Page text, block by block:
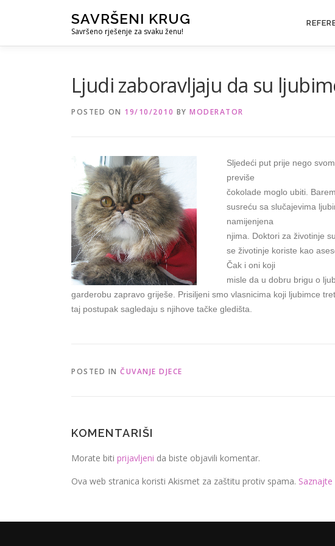
SAVRŠENI KRUG
Savršeno rješenje za svaku ženu!
Ljudi zaboravljaju da su
POSTED ON 19/10/2010 BY MODERATOR
Sljedeći put prije nego
previše
čokolade moglo ubiti.
susreću sa slučajevima
namijenjena
njima. Doktori za životinje
se životinje koriste kao
Čak i oni koji
misle da u dobru brigu o
garderobu zapravo griješe. Prisiljeni smo vlasnicima koji ljubimce
taj postupak sagledaju s njihove tačke gledišta.
POSTED IN ČUVANJE DJECE
KOMENTARIŠI
Morate biti prijavljeni da biste objavili komentar.
Ova web stranica koristi Akismet za zaštitu protiv spama.